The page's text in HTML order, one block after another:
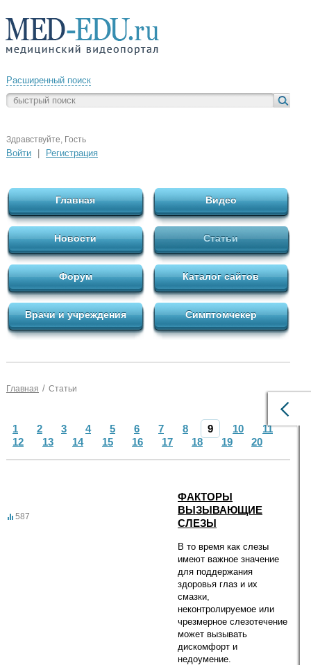
Расширенный поиск
Здравствуйте, Гость
Войти Регистрация
Главная Видео
Новости Статьи
Форум Каталог сайтов
Врачи и учреждения Симптомчекер
Главная / Статьи
1 2 3 4 5 6 7 8 9 10
11
12
13 14 15 16 17 18 19 20
587
ФАКТОРЫ
ВЫЗЫВАЮЩИЕ
СЛЕЗЫ
В то время как слезы
имеют важное значение
для поддержания
здоровья глаз и их
смазки,
неконтролируемое или
чрезмерное слезотечение
может вызывать
дискомфорт и
недоумение.